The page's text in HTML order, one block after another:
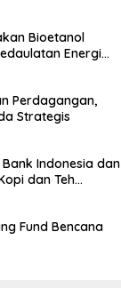
Bioetanol
Energi
Perdagangan,
Strategis
Indonesia dan
dan Teh
Fund Bencana